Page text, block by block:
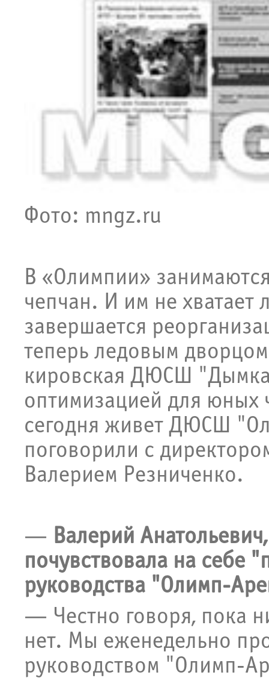
Фото: mngz.ru
В «Олимпии»
чепчан. И им не хватает
завершается
теперь ледовым
кировская ДЮСШ
оптимизацией для юных
сегодня живет ДЮСШ
поговорили с
Валерием Резниченко.
— Валерий
почувствовала на себе
руководства "Олимп-
— Честно говоря, пока
нет. Мы еженедельно
руководством "Олимп-